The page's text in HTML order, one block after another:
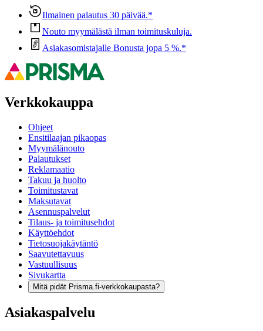
Ilmainen palautus 30 päivää.*
Nouto myymälästä ilman toimituskuluja.
Asiakasomistajalle Bonusta jopa 5 %.*
Verkkokauppa
Ohjeet
Ensitilaajan pikaopas
Myymälänouto
Palautukset
Reklamaatio
Takuu ja huolto
Toimitustavat
Maksutavat
Asennuspalvelut
Tilaus- ja toimitusehdot
Käyttöehdot
Tietosuojakäytäntö
Saavutettavuus
Vastuullisuus
Sivukartta
Mitä pidät Prisma.fi-verkkokaupasta?
Asiakaspalvelu